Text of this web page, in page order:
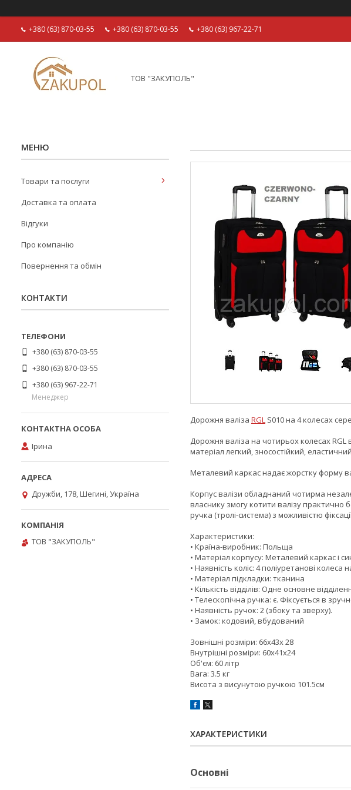
+380 (63) 870-03-55 +380 (63) 870-03-55 +380 (63) 967-22-71
ТОВ "ЗАКУПОЛЬ"
Дорожня валіза RGL S010 на 4 колесах
Дорожня валіза на чотирьох колесах
матеріал легкий, зносостійкий,
Металевий каркас надає жорстку форму
Корпус валізи обладнаний чотирма
власнику змогу котити валізу практично
ручка (тролі-система) з можливістю
Характеристики:
• Країна-виробник: Польща
• Матеріал корпусу: Металевий каркас і
• Наявність коліс: 4 поліуретанові колеса
• Матеріал підкладки: тканина
• Кількість відділів: Одне основне
• Телескопічна ручка: є. Фіксується в
• Наявність ручок: 2 (збоку та зверху).
• Замок: кодовий, вбудований
Зовнішні розміри: 66x43x 28
Внутрішні розміри: 60x41x24
Об'єм: 60 літр
Вага: 3.5 кг
Висота з висунутою ручкою 101.5см
ХАРАКТЕРИСТИКИ
Основні
Товари та послуги
Доставка та оплата
Відгуки
Про компанію
Повернення та обмін
КОНТАКТИ
+380 (63) 870-03-55
+380 (63) 870-03-55
+380 (63) 967-22-71
Менеджер
Ірина
Дружби, 178, Шегині, Україна
ТОВ "ЗАКУПОЛЬ"